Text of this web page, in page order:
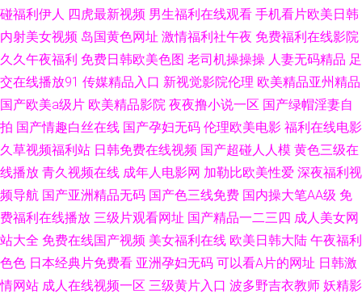
和谐 激情亚洲色五月 福利姬爆料AV影视 91日韩网站 91po 久久一本视频 一
级片网址 深夜av 免费看黄软件大全91 精品国产高清传媒 豆花视频在线吃瓜
91网址直接进免费 宅男撸66色色蝌蚪蝌蚪视频 久久伊人色色天堂综合网 不
卡网卡1卡2卡3在线视频 亚洲碰在线 日韩理论 蜜桃免费视频在线观看 精品
二区久久 成人午夜免费一区 91看片黄色 青娱乐老司机9福利 国产AV最新黑
料网站 一区久久 色视频福利导航 欧美日本国产精品 久久亚洲色 国产色综合
精品 www日韩高清无码 91黑丝被 色女生导航 成年人在线视频 性爱色图日
碰福利伊人 四虎最新视频 男生福利在线观看 手机看片欧美日韩
内射美女视频 岛国黄色网址 激情福利社午夜 免费福利在线影院
久久午夜福利 免费日韩欧美色图 老司机操操操 人妻无码精品 足
交在线播放91 传媒精品入口 新视觉影院伦理 欧美精品亚州精品
国产欧美a级片 欧美精品影院 夜夜撸小说一区 国产绿帽淫妻自
拍 国产情趣白丝在线 国产孕妇无码 伦理欧美电影 福利在线电影
久草视频福利站 日韩免费在线视频 国产超碰人人模 黄色三级在
线播放 青久视频在线 成年人电影网 加勒比欧美性爱 深夜福利视
频导航 国产亚洲精品无码 国产色三线免费 国内操大笔AA级 免
费福利在线播放 三级片观看网址 国产精品一二三四 成人美女网
站大全 免费在线国产视频 美女福利在线 欧美日韩大陆 午夜福利
色色 日本经典片免费看 亚洲孕妇无码 可以看A片的网址 日韩激
情网站 成人在线视频一区 三级黄片入口 波多野吉衣教师 妖精影